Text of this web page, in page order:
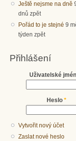
Ještě nejsme na dně
dnů zpět
Pořád to je stejné 9
týden zpět
Přihlášení
Uživatelské
Heslo *
Vytvořit nový účet
Zaslat nové heslo